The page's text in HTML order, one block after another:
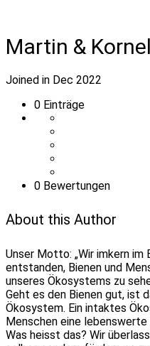
Martin &
Joined in Dec 2022
0 Einträge
0 Bewertungen
About this Author
Unser Motto: „Wir imkern im
entstanden, Bienen und
unseres Ökosystems zu
Geht es den Bienen gut, ist
Ökosystem. Ein intaktes
Menschen eine lebenswerte
Was heisst das? Wir